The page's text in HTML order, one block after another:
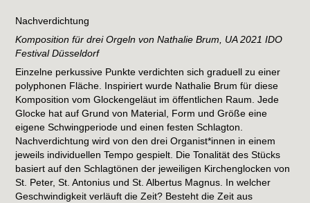
Nachverdichtung
Komposition für drei Orgeln von Nathalie Brum, UA 2021IDO
Festival Düsseldorf
Einzelne perkussive Punkte verdichten sich graduell zu einer
polyphonen Fläche. Inspiriert wurde Nathalie Brum für diese
Komposition vom Glockengeläut im öffentlichen Raum. Jede
Glocke hat auf Grund von Material, Form und Größe eine
eigene Schwingperiode und einen festen Schlagton.
Nachverdichtung wird von den drei Organist*innen in einem
jeweils individuellen Tempo gespielt. Die Tonalität des Stücks
basiert auf den Schlagtönen der jeweiligen Kirchenglocken von
St. Peter, St. Antonius und St. Albertus Magnus. In welcher
Geschwindigkeit verläuft die Zeit? Besteht die Zeit aus